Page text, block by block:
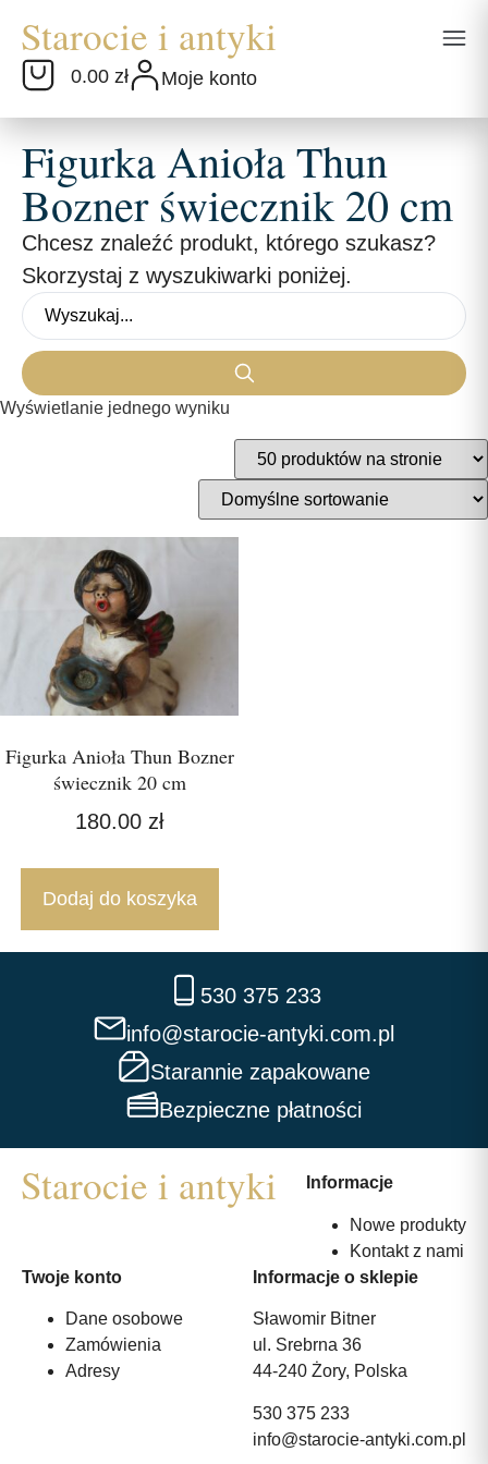
0.00 zł Moje konto
Figurka Anioła Thun
Bozner świecznik 20 cm
Chcesz znaleźć produkt, którego szukasz?
Skorzystaj z wyszukiwarki poniżej.
Wyświetlanie jednego wyniku
Figurka Anioła Thun Bozner
świecznik 20 cm
180.00 zł
Dodaj do koszyka
530 375 233
info@starocie-antyki.com.pl
Starannie zapakowane
Bezpieczne płatności
Informacje
Nowe produkty
Kontakt z nami
Twoje konto
Dane osobowe
Zamówienia
Adresy
Informacje o sklepie
Sławomir Bitner
ul. Srebrna 36
44-240 Żory, Polska
530 375 233
info@starocie-antyki.com.pl